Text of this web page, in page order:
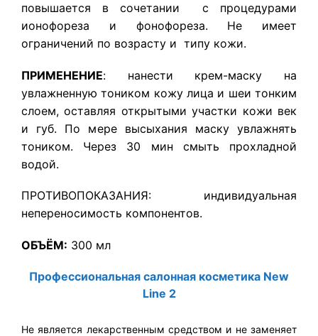
повышается в сочетании с процедурами
ионофореза и фонофореза. Не имеет
ограничений по возрасту и типу кожи.
ПРИМЕНЕНИЕ: нанести крем-маску на
увлажненную тоником кожу лица и шеи тонким
слоем, оставляя открытыми участки кожи век
и губ. По мере высыхания маску увлажнять
тоником. Через 30 мин смыть прохладной
водой.
ПРОТИВОПОКАЗАНИЯ: индивидуальная
непереносимость компонентов.
ОБЪЁМ: 300 мл
Профессиональная салонная косметика New
Line 2
Не является лекарственным средством и не заменяет